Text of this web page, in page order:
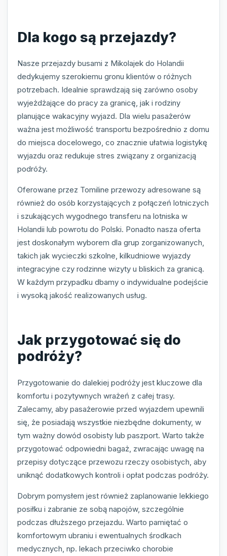
Dla kogo są przejazdy?
Nasze przejazdy busami z Mikolajek do Holandii
dedykujemy szerokiemu gronu klientów o różnych
potrzebach. Idealnie sprawdzają się zarówno osoby
wyjeżdżające do pracy za granicę, jak i rodziny
planujące wakacyjny wyjazd. Dla wielu pasażerów
ważna jest możliwość transportu bezpośrednio z domu
do miejsca docelowego, co znacznie ułatwia logistykę
wyjazdu oraz redukuje stres związany z organizacją
podróży.
Oferowane przez Tomiline przewozy adresowane są
również do osób korzystających z połączeń lotniczych
i szukających wygodnego transferu na lotniska w
Holandii lub powrotu do Polski. Ponadto nasza oferta
jest doskonałym wyborem dla grup zorganizowanych,
takich jak wycieczki szkolne, kilkudniowe wyjazdy
integracyjne czy rodzinne wizyty u bliskich za granicą.
W każdym przypadku dbamy o indywidualne podejście
i wysoką jakość realizowanych usług.
Jak przygotować się do
podróży?
Przygotowanie do dalekiej podróży jest kluczowe dla
komfortu i pozytywnych wrażeń z całej trasy.
Zalecamy, aby pasażerowie przed wyjazdem upewnili
się, że posiadają wszystkie niezbędne dokumenty, w
tym ważny dowód osobisty lub paszport. Warto także
przygotować odpowiedni bagaż, zwracając uwagę na
przepisy dotyczące przewozu rzeczy osobistych, aby
uniknąć dodatkowych kontroli i opłat podczas podróży.
Dobrym pomysłem jest również zaplanowanie lekkiego
posiłku i zabranie ze sobą napojów, szczególnie
podczas dłuższego przejazdu. Warto pamiętać o
komfortowym ubraniu i ewentualnych środkach
medycznych, np. lekach przeciwko chorobie